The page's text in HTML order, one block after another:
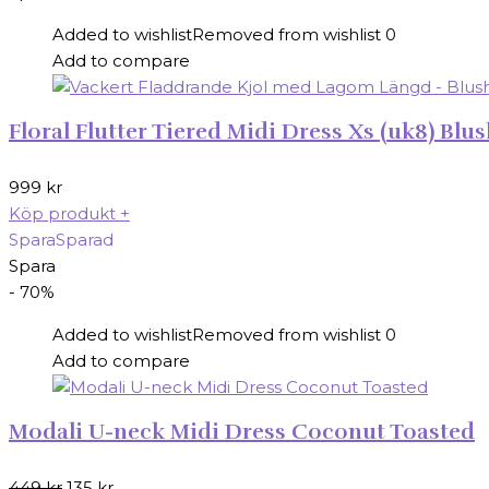
Added to wishlistRemoved from wishlist 0
Add to compare
Floral Flutter Tiered Midi Dress Xs (uk8)
999 kr
Köp produkt +
SparaSparad
Spara
- 70%
Added to wishlistRemoved from wishlist 0
Add to compare
Modali U-neck Midi Dress Coconut Toasted